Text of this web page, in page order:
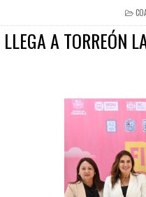
IN
LLEGA A TORREÓN